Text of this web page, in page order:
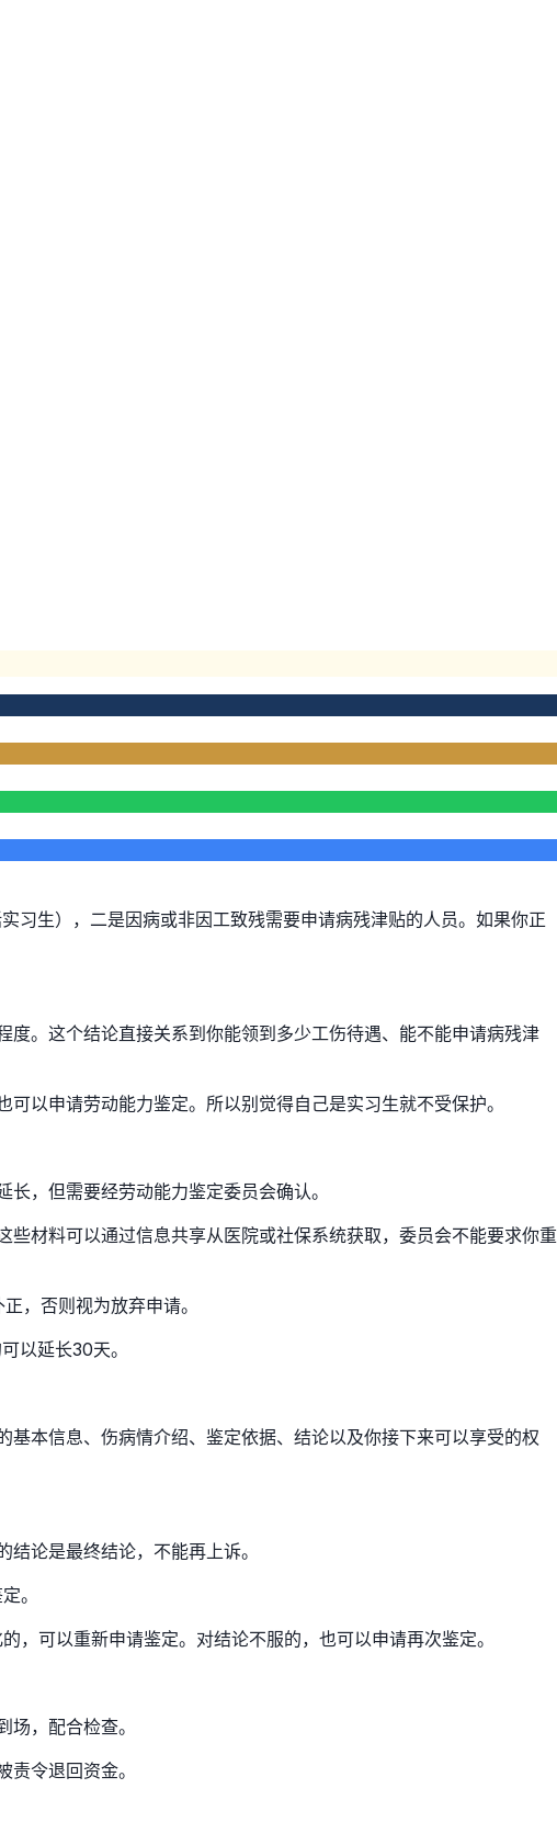
习生），二是因病或非因工致残需要申请病残津贴的人员。如果你正
。这个结论直接关系到你能领到多少工伤待遇、能不能申请病残津
以申请劳动能力鉴定。所以别觉得自己是实习生就不受保护。
，但需要经劳动能力鉴定委员会确认。
材料可以通过信息共享从医院或社保系统获取，委员会不能要求你重
，否则视为放弃申请。
以延长30天。
本信息、伤病情介绍、鉴定依据、结论以及你接下来可以享受的权
论是最终结论，不能再上诉。
。
可以重新申请鉴定。对结论不服的，也可以申请再次鉴定。
，配合检查。
令退回资金。